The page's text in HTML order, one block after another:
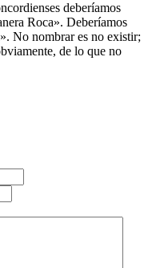
deberíamos
Roca». Deberíamos
No nombrar es no existir;
de lo que no